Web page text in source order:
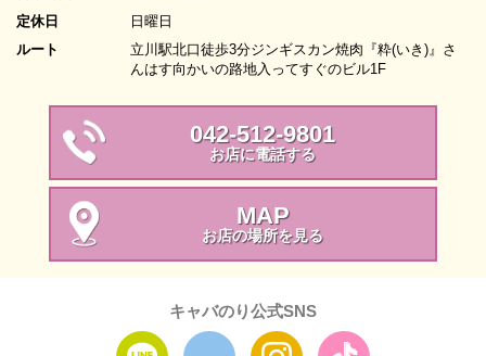
定休日
日曜日
ルート
立川駅北口徒歩3分ジンギスカン焼肉『粋(いき)』さ
んはす向かいの路地入ってすぐのビル1F
042-512-9801
お店に電話する
MAP
お店の場所を見る
キャバのり公式SNS